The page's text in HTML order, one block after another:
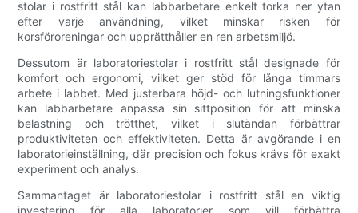
stolar i rostfritt stål kan labbarbetare enkelt torka ner ytan
efter varje användning, vilket minskar risken för
korsföroreningar och upprätthåller en ren arbetsmiljö.
Dessutom är laboratoriestolar i rostfritt stål designade för
komfort och ergonomi, vilket ger stöd för långa timmars
arbete i labbet. Med justerbara höjd- och lutningsfunktioner
kan labbarbetare anpassa sin sittposition för att minska
belastning och trötthet, vilket i slutändan förbättrar
produktiviteten och effektiviteten. Detta är avgörande i en
laboratorieinställning, där precision och fokus krävs för exakt
experiment och analys.
Sammantaget är laboratoriestolar i rostfritt stål en viktig